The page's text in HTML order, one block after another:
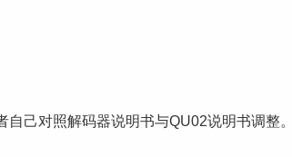
己对照解码器说明书与QU02说明书调整。